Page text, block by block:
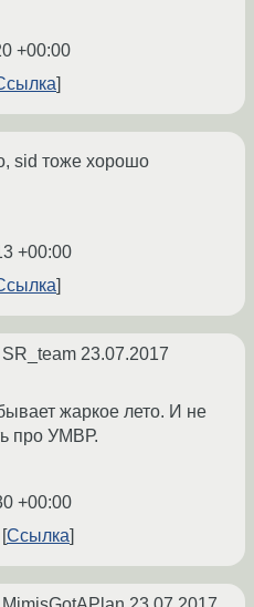
+00:00
sid тоже хорошо
+00:00
SR_team 23.07.2017
жаркое лето. И не
про УМВР.
+00:00
Ссылка